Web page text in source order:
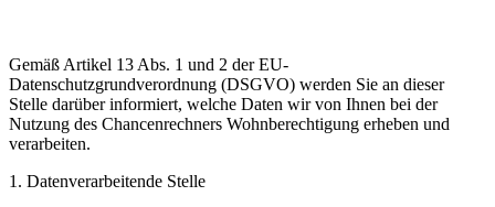
Gemäß Artikel 13 Abs. 1 und 2 der EU-
Datenschutzgrundverordnung (DSGVO) werden Sie an dieser
Stelle darüber informiert, welche Daten wir von Ihnen bei der
Nutzung des Chancenrechners Wohnberechtigung erheben und
verarbeiten.
1. Datenverarbeitende Stelle